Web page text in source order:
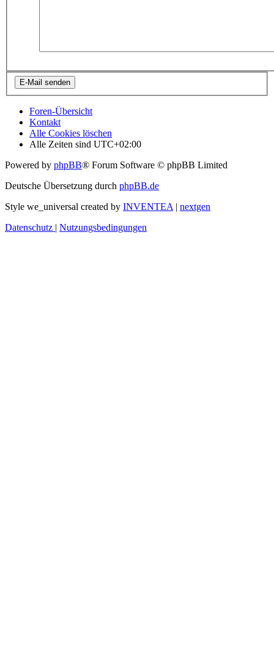
Foren-Übersicht
Kontakt
Alle Cookies löschen
Alle Zeiten sind UTC+02:00
Powered by phpBB® Forum Software © phpBB Limited
Deutsche Übersetzung durch phpBB.de
Style we_universal created by INVENTEA| nextgen
Datenschutz | Nutzungsbedingungen